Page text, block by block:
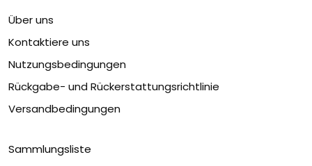
Über uns
Kontaktiere uns
Nutzungsbedingungen
Rückgabe- und Rückerstattungsrichtlinie
Versandbedingungen
Sammlungsliste